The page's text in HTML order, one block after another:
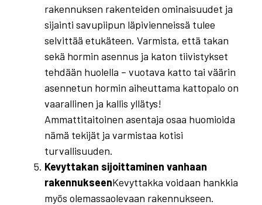
rakennuksen rakenteiden ominaisuudet ja
sijainti savupiipun läpivienneissä tulee
selvittää etukäteen. Varmista, että takan
sekä hormin asennus ja katon tiivistykset
tehdään huolella – vuotava katto tai väärin
asennetun hormin aiheuttama kattopalo on
vaarallinen ja kallis yllätys!
Ammattitaitoinen asentaja osaa huomioida
nämä tekijät ja varmistaa kotisi
turvallisuuden.
Kevyttakan sijoittaminen vanhaan
rakennukseenKevyttakka voidaan hankkia
myös olemassaolevaan rakennukseen.